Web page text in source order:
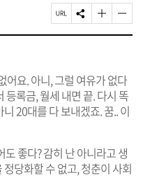
요
페
이
L
복
사
S
N
하
기
글
자
게
변
경
하
글
자
게
변
경
하
어요. 아니, 그럴 여유가 없다
등록금, 월세 내면 끝. 다시 똑
20대를 다 보내겠죠. 꿈.. 이
좋다? 감히 난 아니라고 생
당화할 수 없고, 청춘이 사회